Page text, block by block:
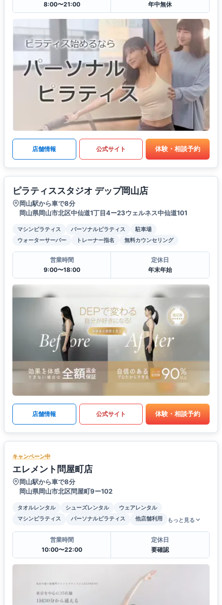
8:00〜21:00
年中無休
店舗情報 公式サイト 体験・相談予約
ピラティススタジオ デップ岡山店
岡山駅から車で8分
岡山県岡山市北区中仙道1丁目4ー23ウェルネス中仙道101
マシンピラティス パーソナルピラティス
駐車場
ウォーターサーバー
トレーナー指名 無料カウンセリング
営業時間
9:00〜18:00
定休日
年末年始
店舗情報 公式サイト 体験・相談予約
キャンペーン中
エレメント問屋町店
岡山駅から車で8分
岡山県岡山市北区問屋町9ー102
タオルレンタル シューズレンタル
ウェアレンタル
マシンピラティス
パーソナルピラティス 他店舗利用 もっと見る
営業時間
10:00〜22:00
定休日
要確認